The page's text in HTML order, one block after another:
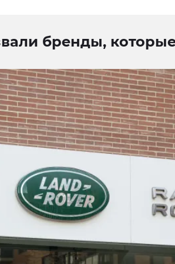
бренды,